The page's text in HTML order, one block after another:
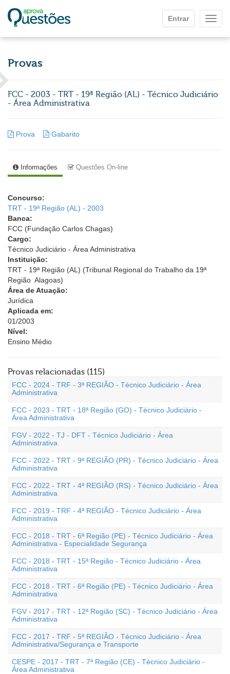
Entrar
Provas
FCC - 2003 - TRT - 19ª Região (AL) - Técnico Judiciário
- Área Administrativa
Prova Gabarito
Informações Questões On-line
Concurso:
TRT - 19ª Região (AL) - 2003
Banca:
FCC (Fundação Carlos Chagas)
Cargo:
Técnico Judiciário - Área Administrativa
Instituição:
TRT - 19ª Região (AL) (Tribunal Regional do Trabalho da 19ª
Região  Alagoas)
Área de Atuação:
Jurídica
Aplicada em:
01/2003
Nível:
Ensino Médio
Provas relacionadas (115)
FCC - 2024 - TRF - 3ª REGIÃO - Técnico Judiciário - Área
Administrativa
FCC - 2023 - TRT - 18ª Região (GO) - Técnico Judiciário -
Área Administrativa
FGV - 2022 - TJ - DFT - Técnico Judiciário - Área
Administrativa
FCC - 2022 - TRT - 9ª REGIÃO (PR) - Técnico Judiciário - Área
Administrativa
FCC - 2022 - TRT - 4ª REGIÃO (RS) - Técnico Judiciário - Área
Administrativa
FCC - 2019 - TRF - 4ª REGIÃO - Técnico Judiciário - Área
Administrativa
FCC - 2018 - TRT - 6ª Região (PE) - Técnico Judiciário - Área
Administrativa - Especialidade Segurança
FCC - 2018 - TRT - 15ª Região - Técnico Judiciário - Área
Administrativa
FCC - 2018 - TRT - 6ª Região (PE) - Técnico Judiciário - Área
Administrativa
FGV - 2017 - TRT - 12ª Região (SC) - Técnico Judiciário - Área
Administrativa
FCC - 2017 - TRF - 5ª REGIÃO - Técnico Judiciário - Área
Administrativa/Segurança e Transporte
CESPE - 2017 - TRT - 7ª Região (CE) - Técnico Judiciário -
Área Administrativa